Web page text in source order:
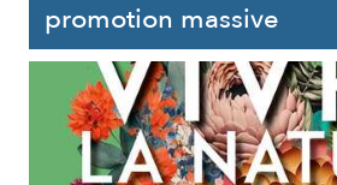
promotion massive